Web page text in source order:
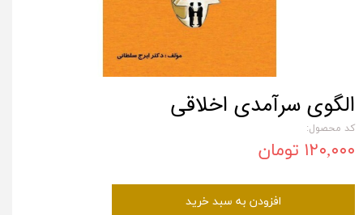
الگوی سرآمدی اخلاقی
کد محصول:
۱۲۰,۰۰۰ تومان
افزودن به سبد خرید